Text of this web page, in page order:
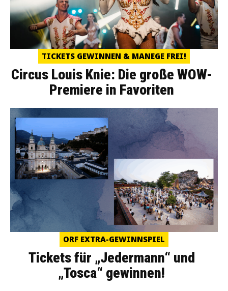
TICKETS GEWINNEN & MANEGE FREI!
Circus Louis Knie: Die große WOW-
Premiere in Favoriten
ORF EXTRA-GEWINNSPIEL
Tickets für „Jedermann“ und
„Tosca“ gewinnen!